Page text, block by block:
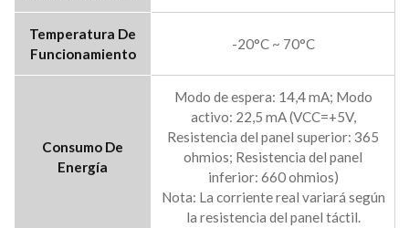
Temperatura De
Funcionamiento
-20°C ~ 70°C
Consumo De
Energía
Modo de espera: 14,4 mA; Modo
activo: 22,5 mA (VCC=+5V,
Resistencia del panel superior: 365
ohmios; Resistencia del panel
inferior: 660 ohmios)
Nota: La corriente real variará según
la resistencia del panel táctil.